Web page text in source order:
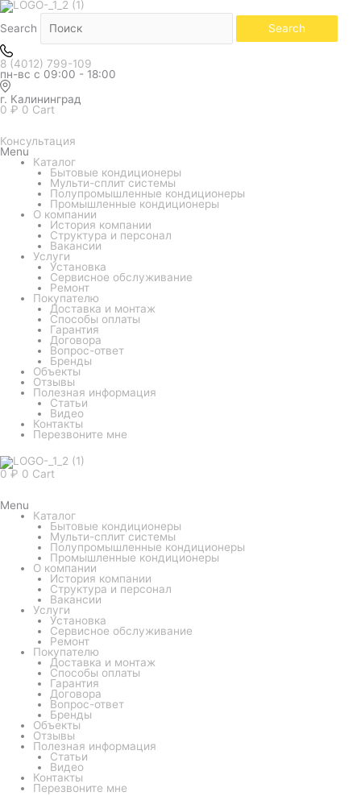
Search Search
8 (4012) 799-109
пн-вс с 09:00 - 18:00
г. Калининград
0 ₽ 0 Cart
Консультация
Menu
Каталог
Бытовые кондиционеры
Мульти-сплит системы
Полупромышленные кондиционеры
Промышленные кондиционеры
О компании
История компании
Структура и персонал
Вакансии
Услуги
Установка
Сервисное обслуживание
Ремонт
Покупателю
Доставка и монтаж
Способы оплаты
Гарантия
Договора
Вопрос-ответ
Бренды
Объекты
Отзывы
Полезная информация
Статьи
Видео
Контакты
Перезвоните мне
0 ₽ 0 Cart
Menu
Каталог
Бытовые кондиционеры
Мульти-сплит системы
Полупромышленные кондиционеры
Промышленные кондиционеры
О компании
История компании
Структура и персонал
Вакансии
Услуги
Установка
Сервисное обслуживание
Ремонт
Покупателю
Доставка и монтаж
Способы оплаты
Гарантия
Договора
Вопрос-ответ
Бренды
Объекты
Отзывы
Полезная информация
Статьи
Видео
Контакты
Перезвоните мне
Количество
товара
Кондиционер
FUNAI
серия
SENSEI
2.0
RAC-
SN55HP.D07